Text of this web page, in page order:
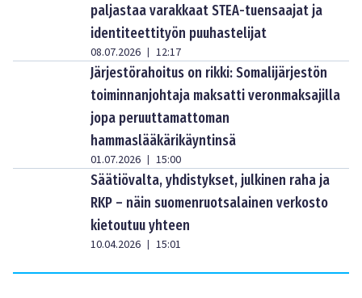
paljastaa varakkaat STEA-tuensaajat ja
identiteettityön puuhastelijat
08.07.2026 | 12:17
Järjestörahoitus on rikki: Somalijärjestön
toiminnanjohtaja maksatti veronmaksajilla
jopa peruuttamattoman
hammaslääkärikäyntinsä
01.07.2026 | 15:00
Säätiövalta, yhdistykset, julkinen raha ja
RKP – näin suomenruotsalainen verkosto
kietoutuu yhteen
10.04.2026 | 15:01